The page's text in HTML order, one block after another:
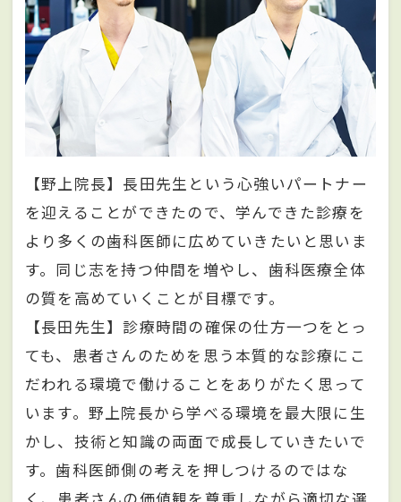
【野上院長】長田先生という心強いパートナー
を迎えることができたので、学んできた診療を
より多くの歯科医師に広めていきたいと思いま
す。同じ志を持つ仲間を増やし、歯科医療全体
の質を高めていくことが目標です。
【長田先生】診療時間の確保の仕方一つをとっ
ても、患者さんのためを思う本質的な診療にこ
だわれる環境で働けることをありがたく思って
います。野上院長から学べる環境を最大限に生
かし、技術と知識の両面で成長していきたいで
す。歯科医師側の考えを押しつけるのではな